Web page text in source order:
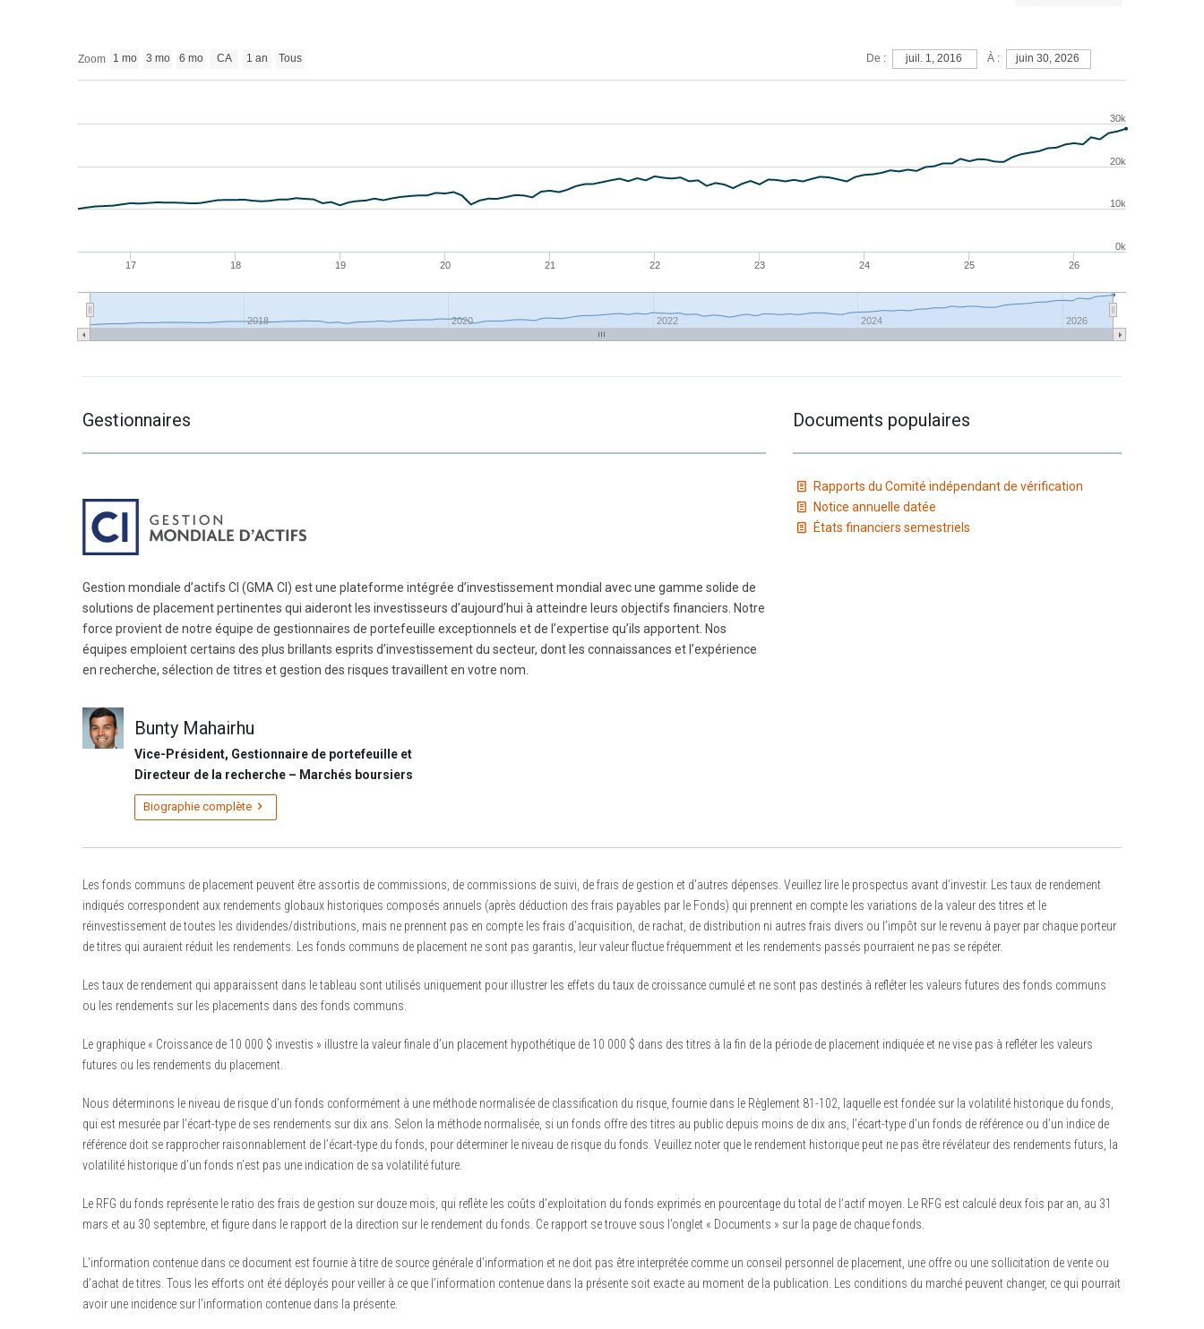
Zoom 1 mo 3 mo 6 mo CA 1 an Tous De : juil. 1, 2016 À : juin 30, 2026
17 18 19 20 21 22 23 24 25 26
2018 2020 2022 2024 2026
0k
10k
20k
30k
Gestionnaires
Gestion mondiale d’actifs CI (GMA CI) est une plateforme intégrée d’investissement mondial avec une gamme solide de
solutions de placement pertinentes qui aideront les investisseurs d’aujourd’hui à atteindre leurs objectifs financiers. Notre
force provient de notre équipe de gestionnaires de portefeuille exceptionnels et de l’expertise qu’ils apportent. Nos
équipes emploient certains des plus brillants esprits d’investissement du secteur, dont les connaissances et l’expérience
en recherche, sélection de titres et gestion des risques travaillent en votre nom.
Bunty Mahairhu
Vice-Président, Gestionnaire de portefeuille et
Directeur de la recherche – Marchés boursiers
Biographie complète
Documents populaires
Rapports du Comité indépendant de vérification
Notice annuelle datée
États financiers semestriels
Les fonds communs de placement peuvent être assortis de commissions, de commissions de suivi, de frais de gestion et d’autres dépenses. Veuillez lire le prospectus avant d’investir. Les taux de rendement
indiqués correspondent aux rendements globaux historiques composés annuels (après déduction des frais payables par le Fonds) qui prennent en compte les variations de la valeur des titres et le
réinvestissement de toutes les dividendes/distributions, mais ne prennent pas en compte les frais d’acquisition, de rachat, de distribution ni autres frais divers ou l’impôt sur le revenu à payer par chaque porteur
de titres qui auraient réduit les rendements. Les fonds communs de placement ne sont pas garantis, leur valeur fluctue fréquemment et les rendements passés pourraient ne pas se répéter.
Les taux de rendement qui apparaissent dans le tableau sont utilisés uniquement pour illustrer les effets du taux de croissance cumulé et ne sont pas destinés à refléter les valeurs futures des fonds communs
ou les rendements sur les placements dans des fonds communs.
Le graphique « Croissance de 10 000 $ investis » illustre la valeur finale d’un placement hypothétique de 10 000 $ dans des titres à la fin de la période de placement indiquée et ne vise pas à refléter les valeurs
futures ou les rendements du placement.
Nous déterminons le niveau de risque d’un fonds conformément à une méthode normalisée de classification du risque, fournie dans le Règlement 81-102, laquelle est fondée sur la volatilité historique du fonds,
qui est mesurée par l’écart-type de ses rendements sur dix ans. Selon la méthode normalisée, si un fonds offre des titres au public depuis moins de dix ans, l’écart-type d’un fonds de référence ou d’un indice de
référence doit se rapprocher raisonnablement de l’écart-type du fonds, pour déterminer le niveau de risque du fonds. Veuillez noter que le rendement historique peut ne pas être révélateur des rendements futurs, la
volatilité historique d’un fonds n’est pas une indication de sa volatilité future.
Le RFG du fonds représente le ratio des frais de gestion sur douze mois, qui reflète les coûts d’exploitation du fonds exprimés en pourcentage du total de l’actif moyen. Le RFG est calculé deux fois par an, au 31
mars et au 30 septembre, et figure dans le rapport de la direction sur le rendement du fonds. Ce rapport se trouve sous l’onglet « Documents » sur la page de chaque fonds.
L'information contenue dans ce document est fournie à titre de source générale d’information et ne doit pas être interprétée comme un conseil personnel de placement, une offre ou une sollicitation de vente ou
d’achat de titres. Tous les efforts ont été déployés pour veiller à ce que l’information contenue dans la présente soit exacte au moment de la publication. Les conditions du marché peuvent changer, ce qui pourrait
avoir une incidence sur l'information contenue dans la présente.